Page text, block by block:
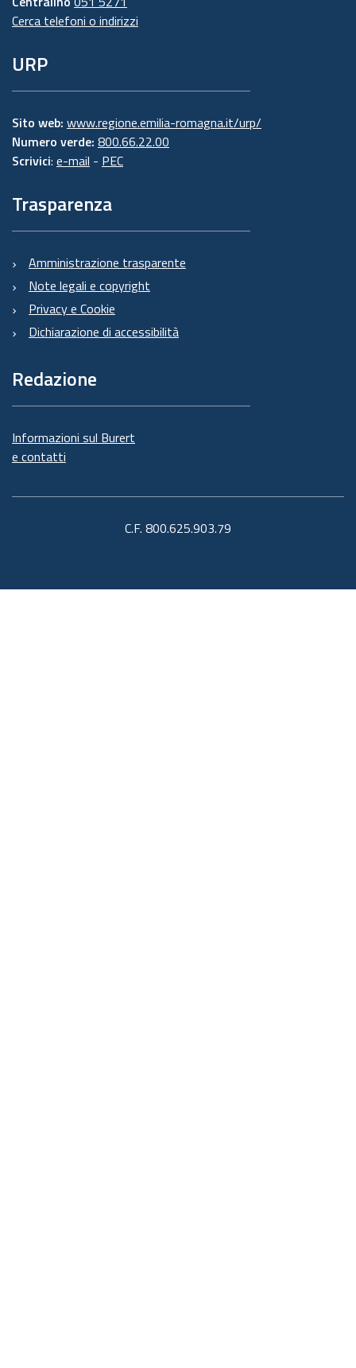
Cerca telefoni o indirizzi
URP
Sito web: www.regione.emilia-romagna.it/urp/
Numero verde: 800.66.22.00
Scrivici: e-mail - PEC
Trasparenza
Amministrazione trasparente
Note legali e copyright
Privacy e Cookie
Dichiarazione di accessibilità
Redazione
Informazioni sul Burert
e contatti
C.F. 800.625.903.79